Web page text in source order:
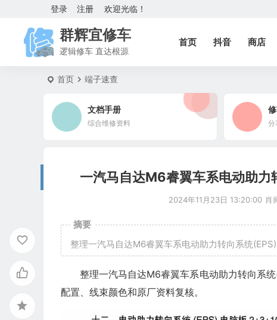
欢迎光临！
登录 注册
群辉宜修车
逻辑修车 直达根源
首页 抖音 商店
首页 端子速查
文档手册
综合维修资料 分
一汽马自达M6睿翼车系电动助
2024年11月23日 13:20:00 肖
摘要
整理一汽马自达M6睿翼车系电动助力转向系统
整理一汽马自达M6睿翼车系电动助力转向系
配置、线束颜色和原厂资料复核。